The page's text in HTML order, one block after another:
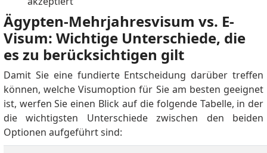
Ägypten-Mehrjahresvisum vs. E-
Visum: Wichtige Unterschiede, die
es zu berücksichtigen gilt
Damit Sie eine fundierte Entscheidung darüber treffen
können, welche Visumoption für Sie am besten geeignet
ist, werfen Sie einen Blick auf die folgende Tabelle, in der
die wichtigsten Unterschiede zwischen den beiden
Optionen aufgeführt sind: